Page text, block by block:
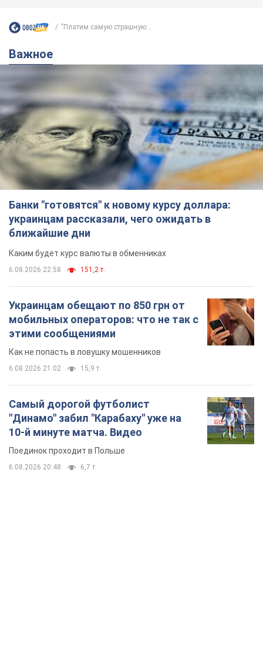
"Платим самую страшную...
Важное
Банки "готовятся" к новому курсу доллара:
украинцам рассказали, чего ожидать в
ближайшие дни
Каким будет курс валюты в обменниках
6.08.2026 22:58 151,2 т.
Украинцам обещают по 850 грн от
мобильных операторов: что не так с
этими сообщениями
Как не попасть в ловушку мошенников
6.08.2026 21:02 15,9 т.
Самый дорогой футболист
"Динамо" забил "Карабаху" уже на
10-й минуте матча. Видео
Поединок проходит в Польше
6.08.2026 20:48 6,7 т.